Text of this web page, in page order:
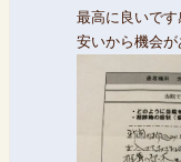
最高に良いで
安いから機会